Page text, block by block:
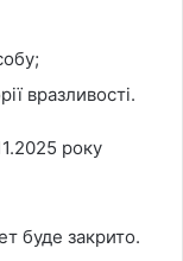
вразливості.
року
буде закрито.